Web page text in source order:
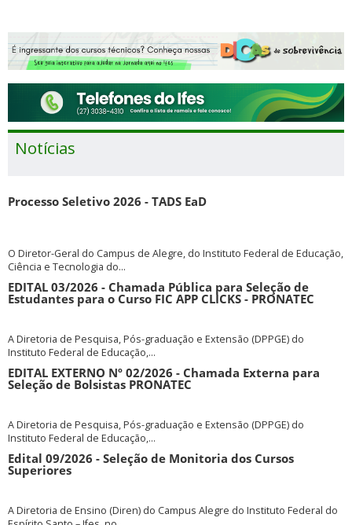
Notícias
Processo Seletivo 2026 - TADS EaD
O Diretor-Geral do Campus de Alegre, do Instituto Federal de Educação,
Ciência e Tecnologia do...
EDITAL 03/2026 - Chamada Pública para Seleção de
Estudantes para o Curso FIC APP CLICKS - PRONATEC
A Diretoria de Pesquisa, Pós-graduação e Extensão (DPPGE) do
Instituto Federal de Educação,...
EDITAL EXTERNO Nº 02/2026 - Chamada Externa para
Seleção de Bolsistas PRONATEC
A Diretoria de Pesquisa, Pós-graduação e Extensão (DPPGE) do
Instituto Federal de Educação,...
Edital 09/2026 - Seleção de Monitoria dos Cursos
Superiores
A Diretoria de Ensino (Diren) do Campus Alegre do Instituto Federal do